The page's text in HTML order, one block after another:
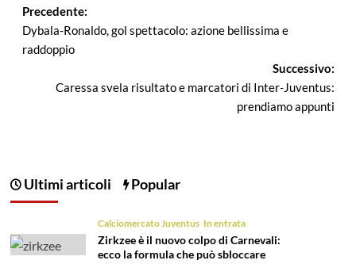
Navigazione
articolo
Precedente:
Dybala-Ronaldo, gol spettacolo: azione bellissima e
raddoppio
Successivo:
Caressa svela risultato e marcatori di Inter-Juventus:
prendiamo appunti
Ultimi articoli Popular
Calciomercato Juventus In entrata
Zirkzee è il nuovo colpo di Carnevali:
ecco la formula che può sbloccare